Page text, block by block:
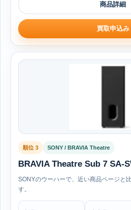
商品詳細
買取申込み
順位 3 SONY / BRAVIA Theatre
BRAVIA Theatre Sub 7 SA-
SONYのウーハーで、近い商品ページと
す。